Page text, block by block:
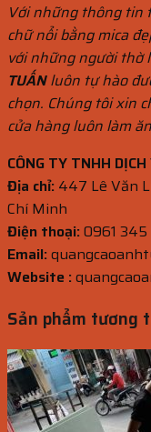
Với những thông tin
chữ nổi bằng mica
với những người thờ
TUẤNluôn tự hào
chọn. Chúng tôi xin
cửa hàng luôn làm
CÔNG TY TNHH
Địa chỉ: 447 Lê Văn
Chí Minh
Điện thoại:0961
Email:
Website :
Sản phẩm tương